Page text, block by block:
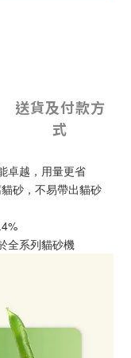
送貨及付款方
式
卓越，用量更省
砂，不易帶出貓砂
全系列貓砂機